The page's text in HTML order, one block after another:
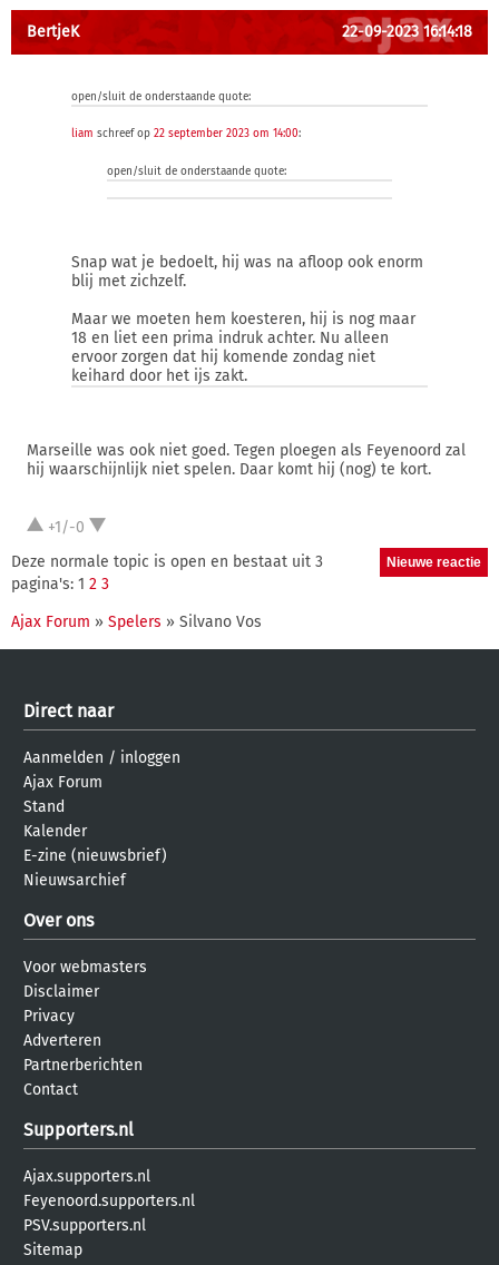
BertjeK 22-09-2023 16:14:18
open/sluit de onderstaande quote:
liam schreef op 22 september 2023 om 14:00:
open/sluit de onderstaande quote:
Snap wat je bedoelt, hij was na afloop ook enorm
blij met zichzelf.
Maar we moeten hem koesteren, hij is nog maar
18 en liet een prima indruk achter. Nu alleen
ervoor zorgen dat hij komende zondag niet
keihard door het ijs zakt.
Marseille was ook niet goed. Tegen ploegen als Feyenoord zal
hij waarschijnlijk niet spelen. Daar komt hij (nog) te kort.
+1/-0
Deze normale topic is open en bestaat uit 3
pagina's: 1 2 3
Ajax Forum » Spelers » Silvano Vos
Direct naar
Aanmelden / inloggen
Ajax Forum
Stand
Kalender
E-zine (nieuwsbrief)
Nieuwsarchief
Over ons
Voor webmasters
Disclaimer
Privacy
Adverteren
Partnerberichten
Contact
Supporters.nl
Ajax.supporters.nl
Feyenoord.supporters.nl
PSV.supporters.nl
Sitemap